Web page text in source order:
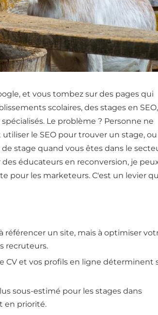
et vous tombez sur des pages qui
scolaires, des stages en SEO,
Le problème ? Personne ne
le SEO pour trouver un stage, ou
stage quand vous êtes dans le
éducateurs en reconversion, je
pour les marketeurs. C'est un levier
référencer un site, mais à optimiser
recruteurs.
CV et vos profils en ligne déterminent
sous-estimé pour les stages dans
en priorité.